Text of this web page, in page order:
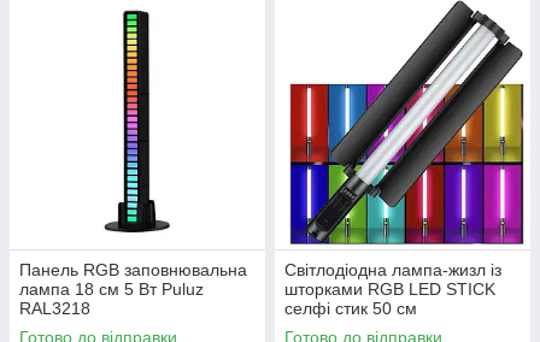
Панель RGB заповнювальна
лампа 18 см 5 Вт Puluz
RAL3218
Готово до відправки
Світлодіодна лампа-жизл із
шторками RGB LED STICK
селфі стик 50 см
Готово до відправки